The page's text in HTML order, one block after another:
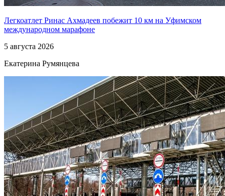
Легкоатлет Ринас Ахмадеев побежит 10 км на Уфимском
международном марафоне
5 августа 2026
Екатерина Румянцева